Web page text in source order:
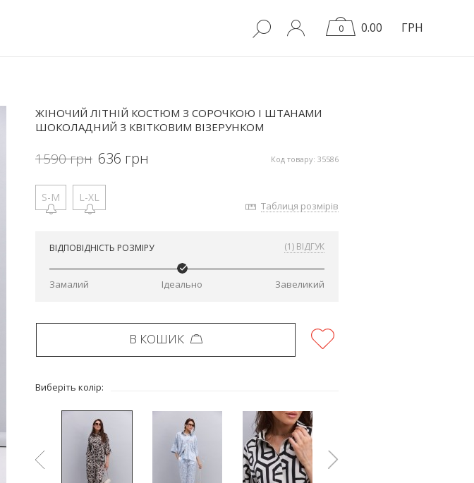
0 0.00 ГРН
ЖІНОЧИЙ ЛІТНІЙ КОСТЮМ З СОРОЧКОЮ І ШТАНАМИ
ШОКОЛАДНИЙ З КВІТКОВИМ ВІЗЕРУНКОМ
1590грн 636 грн Код товару: 35586
S-M L-XL
Таблиця розмірів
ВІДПОВІДНІСТЬ РОЗМІРУ
(1) ВІДГУК
Замалий Ідеально Завеликий
В КОШИК
Виберіть колір: